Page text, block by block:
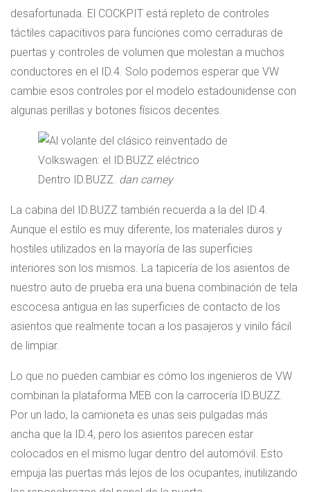
desafortunada. El COCKPIT está repleto de controles
táctiles capacitivos para funciones como cerraduras de
puertas y controles de volumen que molestan a muchos
conductores en el ID.4. Solo podemos esperar que VW
cambie esos controles por el modelo estadounidense con
algunas perillas y botones físicos decentes.
Dentro ID.BUZZ. dan carney
La cabina del ID.BUZZ también recuerda a la del ID.4.
Aunque el estilo es muy diferente, los materiales duros y
hostiles utilizados en la mayoría de las superficies
interiores son los mismos. La tapicería de los asientos de
nuestro auto de prueba era una buena combinación de tela
escocesa antigua en las superficies de contacto de los
asientos que realmente tocan a los pasajeros y vinilo fácil
de limpiar.
Lo que no pueden cambiar es cómo los ingenieros de VW
combinan la plataforma MEB con la carrocería ID.BUZZ.
Por un lado, la camioneta es unas seis pulgadas más
ancha que la ID.4, pero los asientos parecen estar
colocados en el mismo lugar dentro del automóvil. Esto
empuja las puertas más lejos de los ocupantes, inutilizando